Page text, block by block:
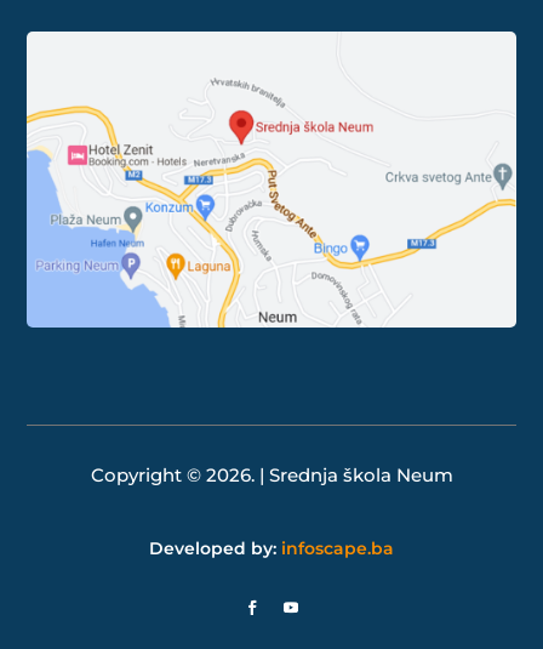
Copyright © 2026. | Srednja škola Neum
Developed by: infoscape.ba